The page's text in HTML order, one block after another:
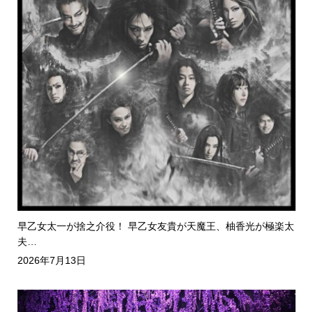
早乙女太一が捨之介役！ 早乙女友貴が天魔王、柚香光が極楽太
夫…
2026年7月13日